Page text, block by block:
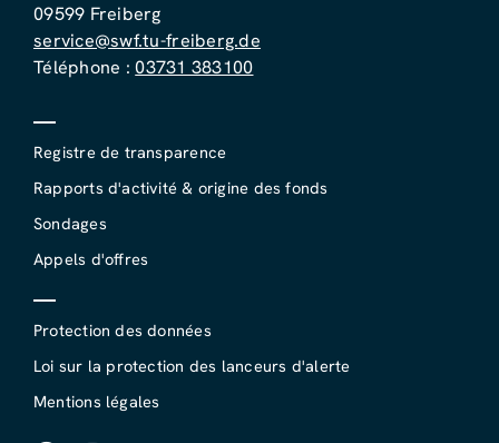
09599 Freiberg
service@swf.tu-freiberg.de
Téléphone :03731 383100
Registre de transparence
Rapports d'activité & origine des fonds
Sondages
Appels d'offres
Protection des données
Loi sur la protection des lanceurs d'alerte
Mentions légales